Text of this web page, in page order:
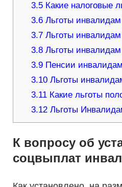
3.5 Какие налоговые
3.6 Льготы инвалидам
3.7 Льготы
3.8 Льготы
3.9 Пенсии
3.10 Льготы
3.11 Какие льготы
3.12 Льготы
К вопросу об
соцвыплат